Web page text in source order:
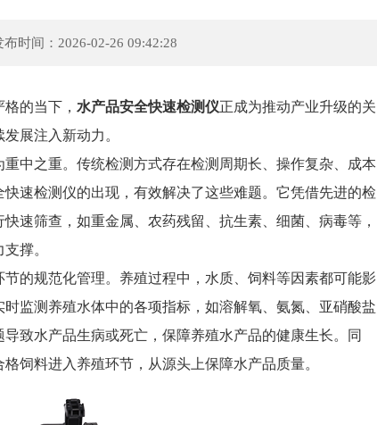
布时间：2026-02-26 09:42:28
的当下， 水产品安全快速检测仪正成为推动产业升级的关
展注入新动力。
之重。传统检测方式存在检测周期长、操作复杂、成本
速检测仪的出现，有效解决了这些难题。它凭借先进的检
速筛查，如重金属、农药残留、抗生素、细菌、病毒等，
撑。
规范化管理。养殖过程中，水质、饲料等因素都可能影
监测养殖水体中的各项指标，如溶解氧、氨氮、亚硝酸盐
致水产品生病或死亡，保障养殖水产品的健康生长。同
饲料进入养殖环节，从源头上保障水产品质量。